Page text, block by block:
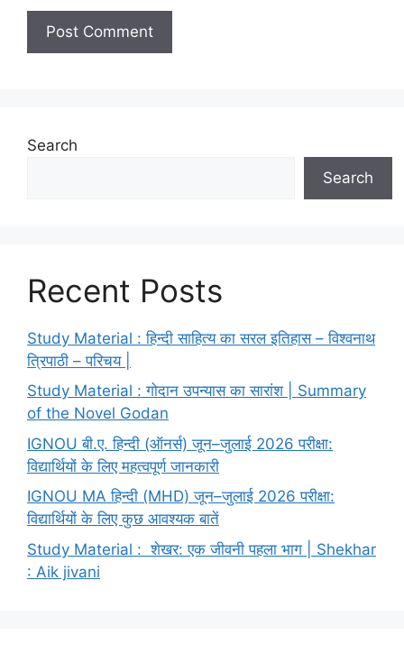
Search
Search
Recent Posts
Study Material : हिन्दी साहित्य का सरल इतिहास – विश्वनाथ
त्रिपाठी – परिचय |
Study Material : गोदान उपन्यास का सारांश | Summary
of the Novel Godan
IGNOU बी.ए. हिन्दी (ऑनर्स) जून–जुलाई 2026 परीक्षा:
विद्यार्थियों के लिए महत्वपूर्ण जानकारी
IGNOU MA हिन्दी (MHD) जून–जुलाई 2026 परीक्षा:
विद्यार्थियों के लिए कुछ आवश्यक बातें
Study Material : शेखर: एक जीवनी पहला भाग | Shekhar
: Aik jivani